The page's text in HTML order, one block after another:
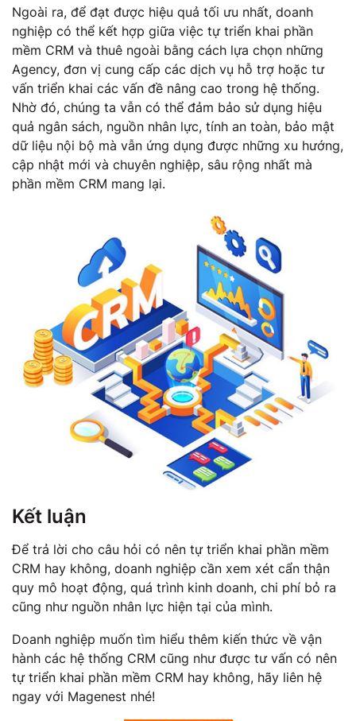
Ngoài ra, để đạt được hiệu quả tối ưu nhất, doanh
nghiệp có thể kết hợp giữa việc tự triển khai phần
mềm CRM và thuê ngoài bằng cách lựa chọn những
Agency, đơn vị cung cấp các dịch vụ hỗ trợ hoặc tư
vấn triển khai các vấn đề nâng cao trong hệ thống.
Nhờ đó, chúng ta vẫn có thể đảm bảo sử dụng hiệu
quả ngân sách, nguồn nhân lực, tính an toàn, bảo mật
dữ liệu nội bộ mà vẫn ứng dụng được những xu hướng,
cập nhật mới và chuyên nghiệp, sâu rộng nhất mà
phần mềm CRM mang lại.
Kết luận
Để trả lời cho câu hỏi có nên tự triển khai phần mềm
CRM hay không, doanh nghiệp cần xem xét cẩn thận
quy mô hoạt động, quá trình kinh doanh, chi phí bỏ ra
cũng như nguồn nhân lực hiện tại của mình.
Doanh nghiệp muốn tìm hiểu thêm kiến thức về vận
hành các hệ thống CRM cũng như được tư vấn có nên
tự triển khai phần mềm CRM hay không, hãy liên hệ
ngay với Magenest nhé!